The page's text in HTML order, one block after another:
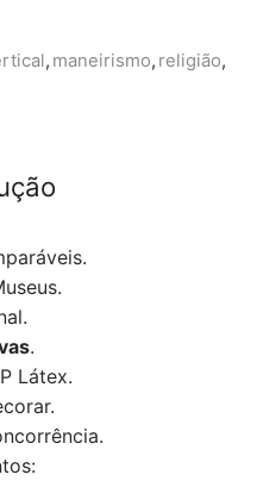
, maneirismo, religião,
.
Látex.